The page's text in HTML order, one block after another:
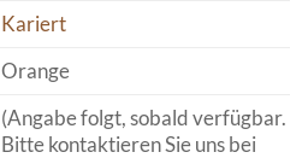
Kariert
Orange
(Angabe folgt, sobald verfügbar.
Bitte kontaktieren Sie uns bei